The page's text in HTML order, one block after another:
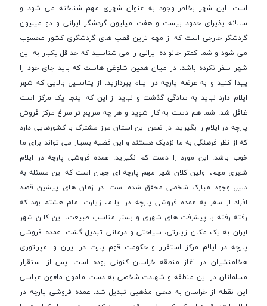
است. این شهر بخاطر وجود به عنوان شهری مهم شناخته می شود و
سالانه پذیرای حدود بیست و هفت میلیون گردشگر ایرانی و دو میلیون
گردشگر خارجی است که از مهم ترین قطب های گردشگری کشور محسوب
می شود و شما کمتر خانواده ایرانی را می شناسید که حداقل یکبار به این
شهر سفر نکرده باشد. در میان همین شلوغی هاست که باید جای خود را
پیدا کنید و به عرضه پارچه در ایلام بپردازید. از پتانسیل بالایی که شهر
ایلام دارد نباید به سادگی گذشت و نباید از این که اینجا یک مرکز است
غافل شد. شما هم دست به کار شوید و هر چه سریع تر سراغ مرکز فروش
پارچه در ایلام را بگیرید. در ضمن این استان مرز مشترک با کشورهایی دارد
که از نظر فرهنگی به ما نزدیک هستند و این قضیه بسیار می تواند برای ما
خوب باشد. این مورد را دست کم نگیرید. عمده فروشی پارچه در ایلام
شهری مهم، اولین کلان شهر مهم پارچه ای جهان است که این مسئله به
دلیل وجود مبارک شخصی محقق شده است. در زمان های پیشین قصد
افراد از سفر به عمده فروشی پارچه در ایلام، زیارت امام هشتم بود که
رفته رفته با پیشرفت های شهری و بستر مناسب طبیعت، این کلان شهر
ایران به یک مکان زیارتی، سیاحتی و درمانی تبدیل گشت. عمده فروشی
پارچه در ایلام مرکز استقرار و حکومت قوم پارت در ایران و امپراتوری
هخامنشیان در آغاز منطقه خراسان کنونی بوده است. پس از استقرار
مسلمانان در این منطقه و شهادت شخصی به دست مامون ملعون عباسی
این نقطه از خراسان به محلی مذهبی تبدیل شد. عمده فروشی پارچه در